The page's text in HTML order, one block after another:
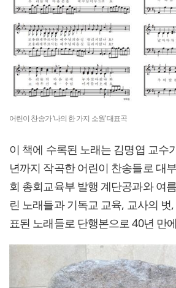
어린이 찬송가 ‘나의 한 가지 소원’ 대표곡
이 책에 수록된 노래는 김명엽 교수
년까지 작곡한 어린이 찬송들로 대
회 총회교육부 발행 계단공과와 여
린 노래들과 기독교 교육, 교사의
표된 노래들로 단행본으로 40년 만